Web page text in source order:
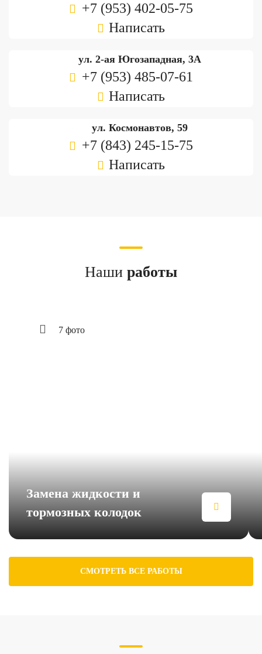
+7 (953) 402-05-75
Написать
ул. 2-ая Югозападная, 3А
+7 (953) 485-07-61
Написать
ул. Космонавтов, 59
+7 (843) 245-15-75
Написать
Наши работы
7 фото
Замена жидкости и
тормозных колодок
СМОТРЕТЬ ВСЕ РАБОТЫ